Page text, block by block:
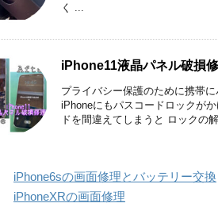
く ...
iPhone11液晶パネル破損
プライバシー保護のために携帯
iPhoneにもパスコードロックが
ドを間違えてしまうと ロックの解
iPhone6sの画面修理とバッテリー交換
iPhoneXRの画面修理